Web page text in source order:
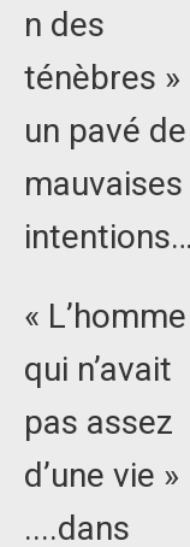
n des
ténèbres »
un pavé de
mauvaises
intentions…
« L’homme
qui n’avait
pas assez
d’une vie »
....dans